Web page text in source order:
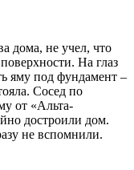
дома, не учел, что
На глаз
яму под фундамент –
Сосед по
от «Альта-
достроили дом.
не вспомнили.